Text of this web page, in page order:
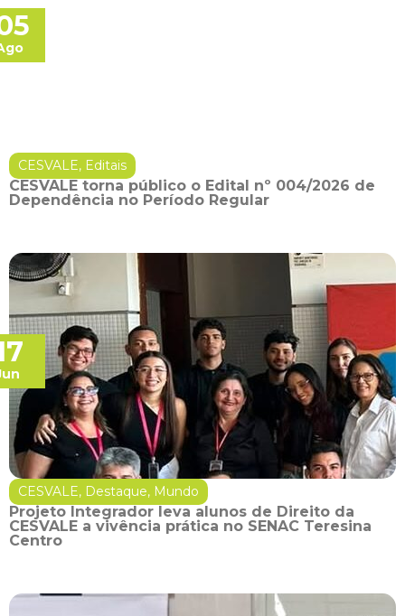
CESVALE, Editais
CESVALE torna público o Edital nº 004/2026 de
Dependência no Período Regular
CESVALE, Destaque, Mundo
Projeto Integrador leva alunos de Direito da
CESVALE a vivência prática no SENAC Teresina
Centro